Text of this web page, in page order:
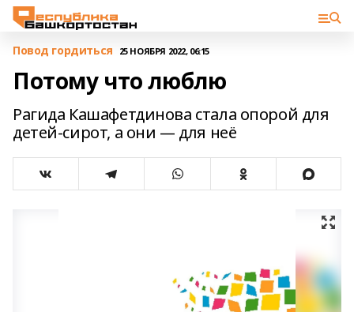
Повод гордиться 25 НОЯБРЯ 2022, 06:15
Потому что люблю
Рагида Кашафетдинова стала опорой для
детей-сирот, а они — для неё